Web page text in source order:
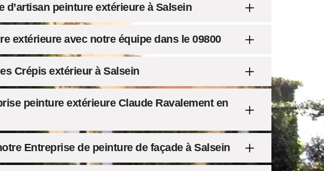
d’artisan peinture extérieure à Salsein
extérieure avec notre équipe dans le 09800
Crépis extérieur à Salsein
peinture extérieure Claude Ravalement en
Entreprise de peinture de façade à Salsein